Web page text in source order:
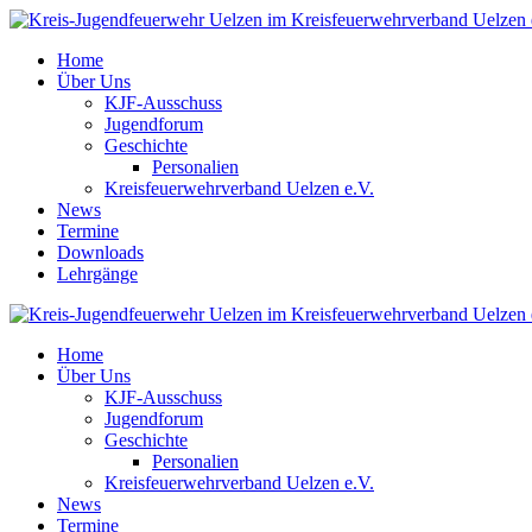
Home
Über Uns
KJF-Ausschuss
Jugendforum
Geschichte
Personalien
Kreisfeuerwehrverband Uelzen e.V.
News
Termine
Downloads
Lehrgänge
Home
Über Uns
KJF-Ausschuss
Jugendforum
Geschichte
Personalien
Kreisfeuerwehrverband Uelzen e.V.
News
Termine